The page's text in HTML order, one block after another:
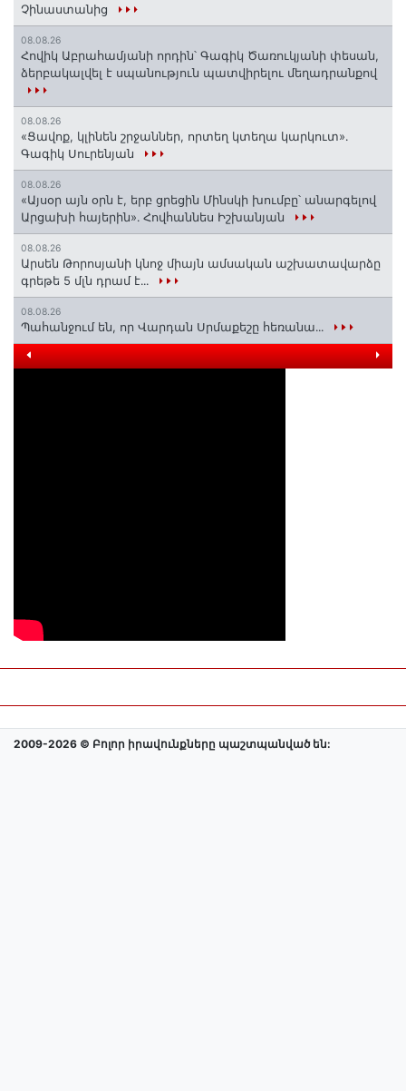
Չինաստանից
08.08.26
Հովիկ Աբրահամյանի որդին՝ Գագիկ Ծառուկյանի փեսան,
ձերբակալվել է սպանություն պատվիրելու մեղադրանքով
08.08.26
«Ցավոք, կլինեն շրջաններ, որտեղ կտեղա կարկուտ»․
Գագիկ Սուրենյան
08.08.26
«Այսօր այն օրն է, երբ ցրեցին Մինսկի խումբը՝ անարգելով
Արցախի հայերին»․ Հովհաննես Իշխանյան
08.08.26
Արսեն Թորոսյանի կնոջ միայն ամսական աշխատավարձը
գրեթե 5 մլն դրամ է․․․
08.08.26
Պահանջում են, որ Վարդան Սրմաքեշը հեռանա․․․
2009-2026 © Բոլոր իրավունքները պաշտպանված են: